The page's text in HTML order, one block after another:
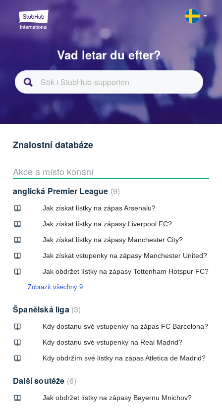
Vad letar du efter?
Znalostní databáze
Akce a místo konání
anglická Premier League 9
Jak získat lístky na zápas Arsenalu?
Jak získat lístky na zápasy Liverpool FC?
Jak získat lístky na zápasy Manchester City?
Jak získat vstupenky na zápasy Manchester United?
Jak obdržet lístky na zápasy Tottenham Hotspur FC?
Zobrazit všechny 9
Španělská liga 3
Kdy dostanu své vstupenky na zápas FC Barcelona?
Kdy dostanu své vstupenky na Real Madrid?
Kdy obdržím své lístky na zápas Atletica de Madrid?
Další soutěže 6
Jak obdržet lístky na zápasy Bayernu Mnichov?